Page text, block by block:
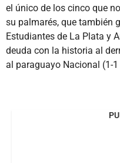
el único de los cinco que
su palmarés, que también
Estudiantes de La Plata y
deuda con la historia al
al paraguayo Nacional (1-1